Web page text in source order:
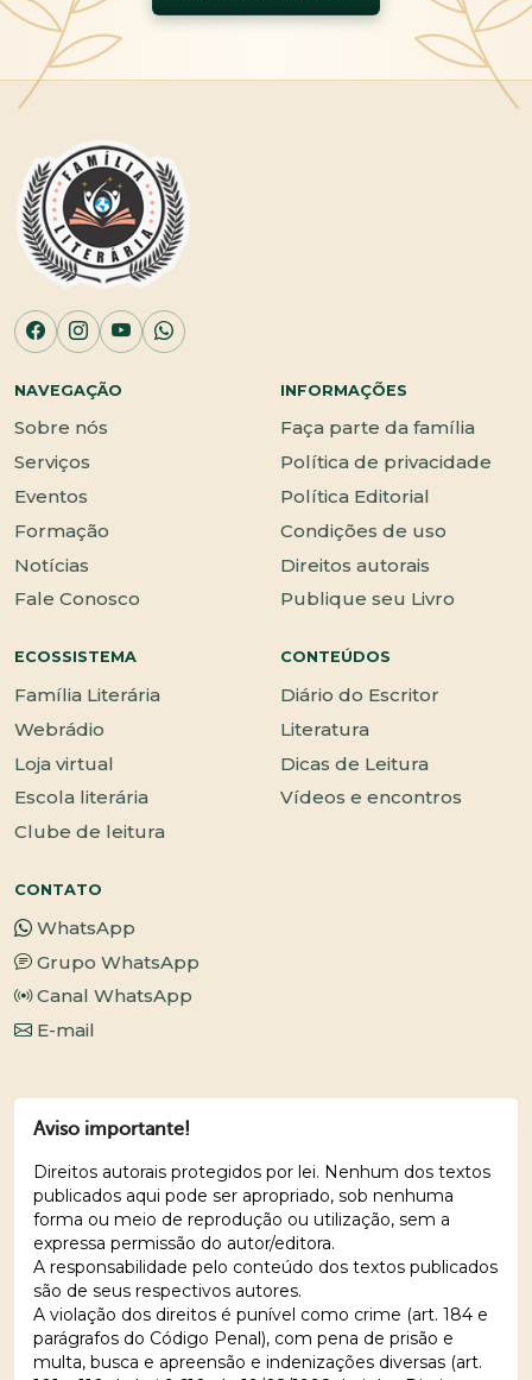
NAVEGAÇÃO
Sobre nós
Serviços
Eventos
Formação
Notícias
Fale Conosco
INFORMAÇÕES
Faça parte da família
Política de privacidade
Política Editorial
Condições de uso
Direitos autorais
Publique seu Livro
ECOSSISTEMA
Família Literária
Webrádio
Loja virtual
Escola literária
Clube de leitura
CONTEÚDOS
Diário do Escritor
Literatura
Dicas de Leitura
Vídeos e encontros
CONTATO
WhatsApp
Grupo WhatsApp
Canal WhatsApp
E-mail
Aviso importante!
Direitos autorais protegidos por lei. Nenhum dos textos
publicados aqui pode ser apropriado, sob nenhuma
forma ou meio de reprodução ou utilização, sem a
expressa permissão do autor/editora.
A responsabilidade pelo conteúdo dos textos publicados
são de seus respectivos autores.
A violação dos direitos é punível como crime (art. 184 e
parágrafos do Código Penal), com pena de prisão e
multa, busca e apreensão e indenizações diversas (art.